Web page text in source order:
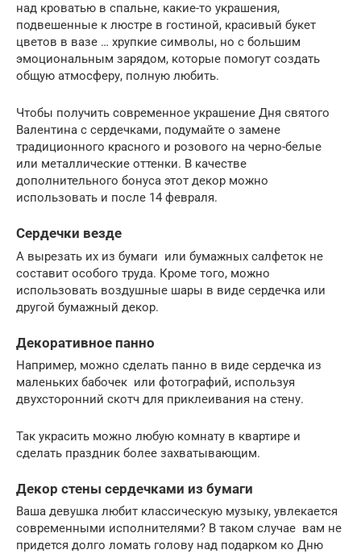
над кроватью в спальне, какие-то украшения,
подвешенные к люстре в гостиной, красивый букет
цветов в вазе … хрупкие символы, но с большим
эмоциональным зарядом, которые помогут создать
общую атмосферу, полную любить.
Чтобы получить современное украшение Дня святого
Валентина с сердечками, подумайте о замене
традиционного красного и розового на черно-белые
или металлические оттенки. В качестве
дополнительного бонуса этот декор можно
использовать и после 14 февраля.
Сердечки везде
А вырезать их из бумаги или бумажных салфеток не
составит особого труда. Кроме того, можно
использовать воздушные шары в виде сердечка или
другой бумажный декор.
Декоративное панно
Например, можно сделать панно в виде сердечка из
маленьких бабочек или фотографий, используя
двухсторонний скотч для приклеивания на стену.
Так украсить можно любую комнату в квартире и
сделать праздник более захватывающим.
Декор стены сердечками из бумаги
Ваша девушка любит классическую музыку, увлекается
современными исполнителями? В таком случае вам не
придется долго ломать голову над подарком ко Дню